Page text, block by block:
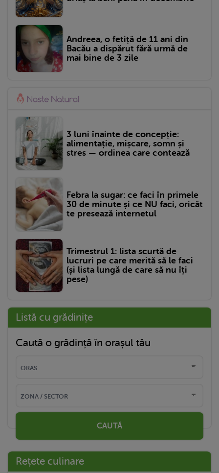
Andreea, o fetiță de 11 ani din
Bacău a dispărut fără urmă de
mai bine de 3 zile
3 luni înainte de concepție:
alimentație, mișcare, somn și
stres — ordinea care contează
Febra la sugar: ce faci în primele
30 de minute și ce NU faci, oricât
te presează internetul
Trimestrul 1: lista scurtă de
lucruri pe care merită să le faci
(și lista lungă de care să nu îți
pese)
Listă cu grădinițe
Caută o grădință în orașul tău
CAUTĂ
Rețete culinare